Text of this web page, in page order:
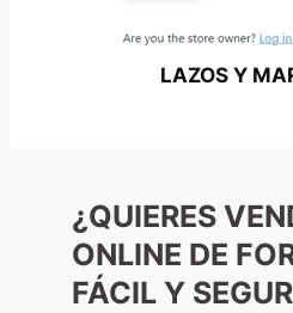
LAZOS Y
¿QUIERES
ONLINE DE
FÁCIL Y